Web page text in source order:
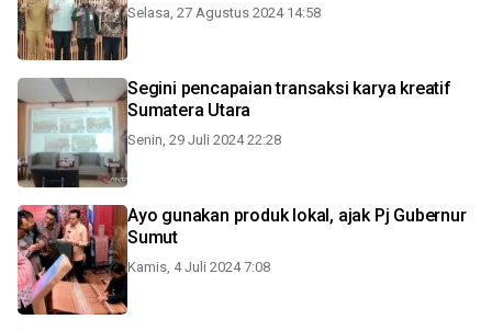
Selasa, 27 Agustus 2024 14:58
Segini pencapaian transaksi karya kreatif
Sumatera Utara
Senin, 29 Juli 2024 22:28
Ayo gunakan produk lokal, ajak Pj Gubernur
Sumut
Kamis, 4 Juli 2024 7:08